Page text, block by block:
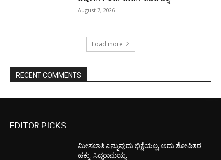
August 7, 2026
Load more
RECENT COMMENTS
EDITOR PICKS
ಮೀಸಲಾತಿ ಎನ್ನುವುದು ಭಿಕ್ಷೆಯಲ್ಲ, ಅದು ಶೋಷಿತರ
ಹಕ್ಕು: ಸಿದ್ದರಾಮಯ್ಯ